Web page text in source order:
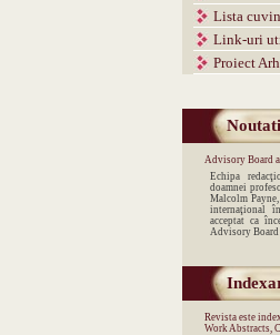
Lista
Link-uri
Proiect
Noutati
Advisory Board
Echipa
doamnei
Malcolm
internaţional
acceptat ca
Advisory Board
Revista este
Work Abstracts,